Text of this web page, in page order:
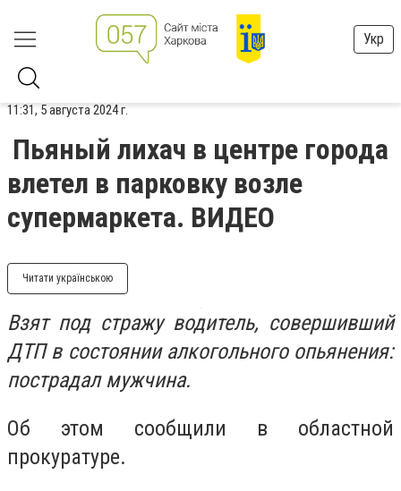
Укр
11:31, 5 августа 2024 г.
Пьяный лихач в центре города
влетел в парковку возле
супермаркета. ВИДЕО
Читати українською
Взят под стражу водитель, совершивший
ДТП в состоянии алкогольного опьянения:
пострадал мужчина.
Об этом сообщили в областной
прокуратуре.